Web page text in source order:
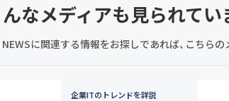
んなメディアも見られてい
に関連する情報をお探しであれば、こちら
企業ITのトレンドを詳説